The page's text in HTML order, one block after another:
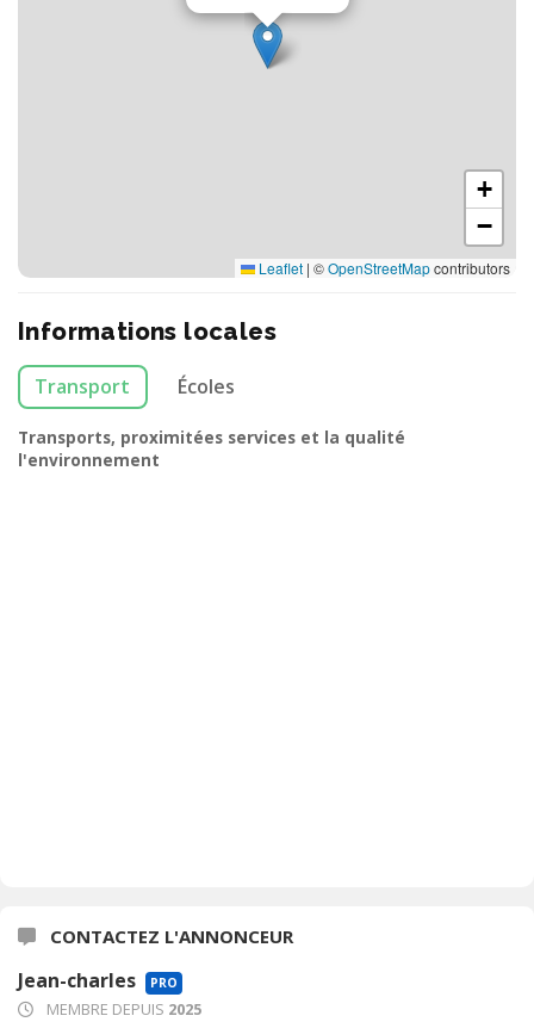
+
−
Leaflet | ©OpenStreetMapcontributors
Informations locales
Transport Écoles
Transports, proximitées services et la qualité
l'environnement
CONTACTEZ L'ANNONCEUR
Jean-charles PRO
MEMBRE DEPUIS 2025